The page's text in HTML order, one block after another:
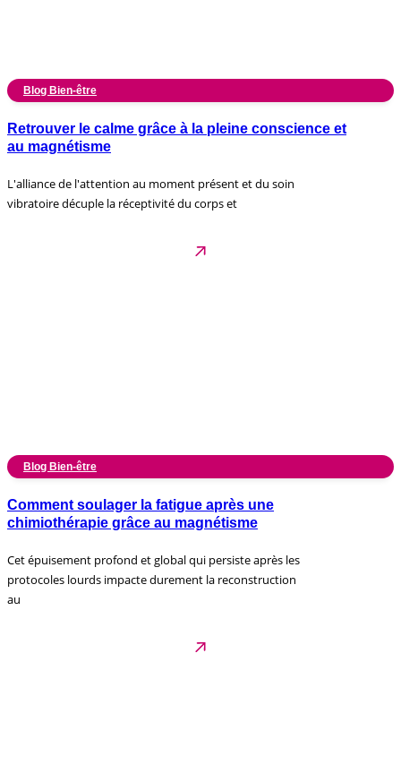
Blog Bien-être
Retrouver le calme grâce à la pleine conscience et
au magnétisme
L'alliance de l'attention au moment présent et du soin
vibratoire décuple la réceptivité du corps et
Blog Bien-être
Comment soulager la fatigue après une
chimiothérapie grâce au magnétisme
Cet épuisement profond et global qui persiste après les
protocoles lourds impacte durement la reconstruction
au